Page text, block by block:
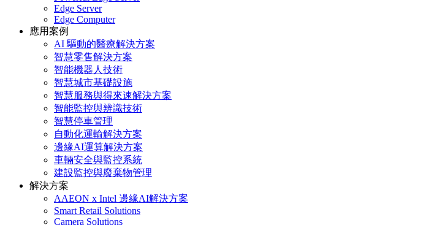
Edge Server
Edge Computer
應用案例
AI 驅動的醫療解決方案
智慧零售解決方案
智能機器人技術
智慧城市基礎設施
智慧服務與得來速解決方案
智能監控與辨識技術
智慧停車管理
自動化運輸解決方案
邊緣AI運算解決方案
車輛安全與監控系統
建設監控與廢棄物管理
解決方案
AAEON x Intel 邊緣AI解決方案
Smart Retail Solutions
Camera Solutions